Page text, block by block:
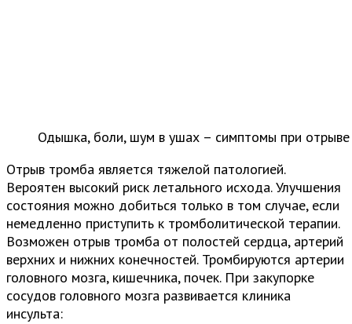
Одышка, боли, шум в ушах – симптомы при
Отрыв тромба является тяжелой патологией.
Вероятен высокий риск летального исхода. Улучшения
состояния можно добиться только в том случае, если
немедленно приступить к тромболитической терапии.
Возможен отрыв тромба от полостей сердца, артерий
верхних и нижних конечностей. Тромбируются артерии
головного мозга, кишечника, почек. При закупорке
сосудов головного мозга развивается клиника
инсульта: